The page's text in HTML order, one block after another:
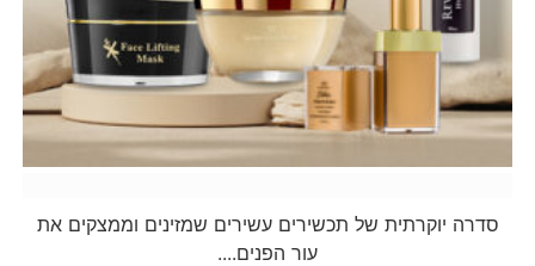
סדרה יוקרתית של תכשירים עשירים שמזינים וממצקים את
עור הפנים....